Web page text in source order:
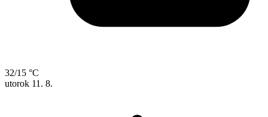
32/15 °C
utorok 11. 8.